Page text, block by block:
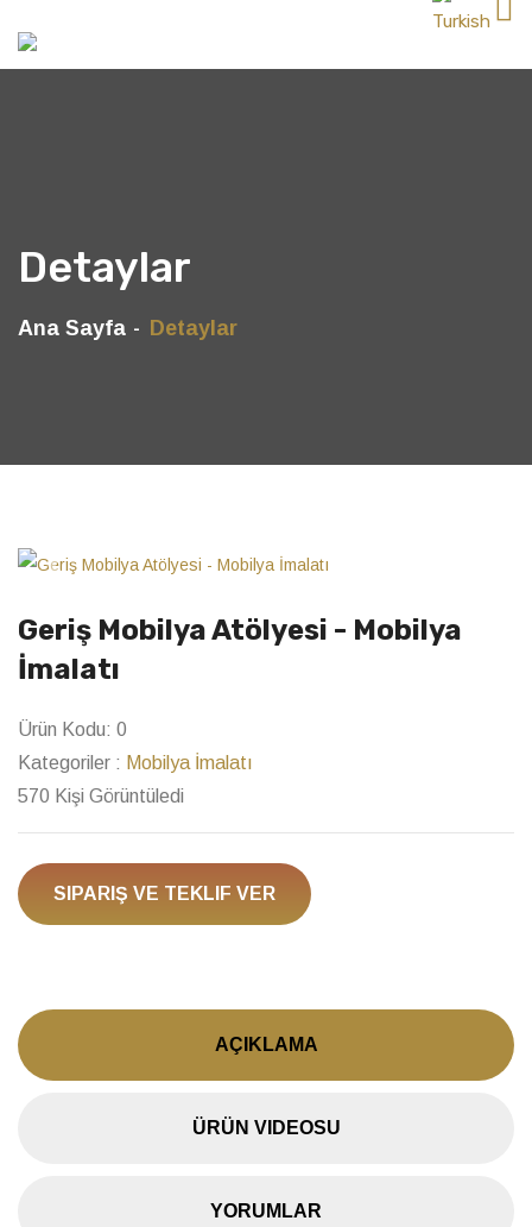
Detaylar
Ana Sayfa Detaylar
Previous
Geriş Mobilya Atölyesi - Mobilya
İmalatı
Ürün Kodu: 0
Kategoriler : Mobilya İmalatı
570 Kişi Görüntüledi
SIPARIŞ VE TEKLIF VER
AÇIKLAMA
ÜRÜN VIDEOSU
YORUMLAR